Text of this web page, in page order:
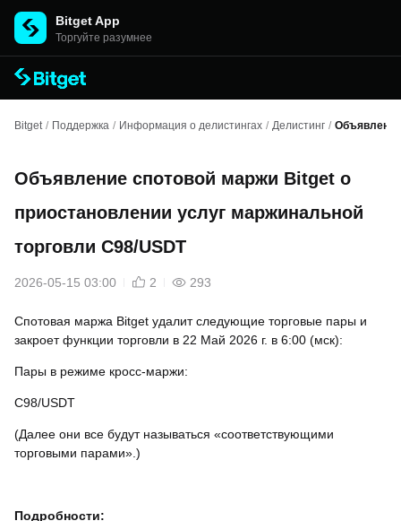
Bitget App
Торгуйте разумнее
Bitget / Поддержка / Информация о делистингах / Делистинг /
Объявление спотовой маржи Bitget о
приостановлении услуг маржинальной
торговли C98/USDT
2026-05-15 03:00 2 293
Спотовая маржа Bitget удалит следующие торговые пары и
закроет функции торговли в 22 Май 2026 г. в 6:00 (мск):
Пары в режиме кросс-маржи:
C98/USDT
(Далее они все будут называться «соответствующими
торговыми парами».)
Подробности: